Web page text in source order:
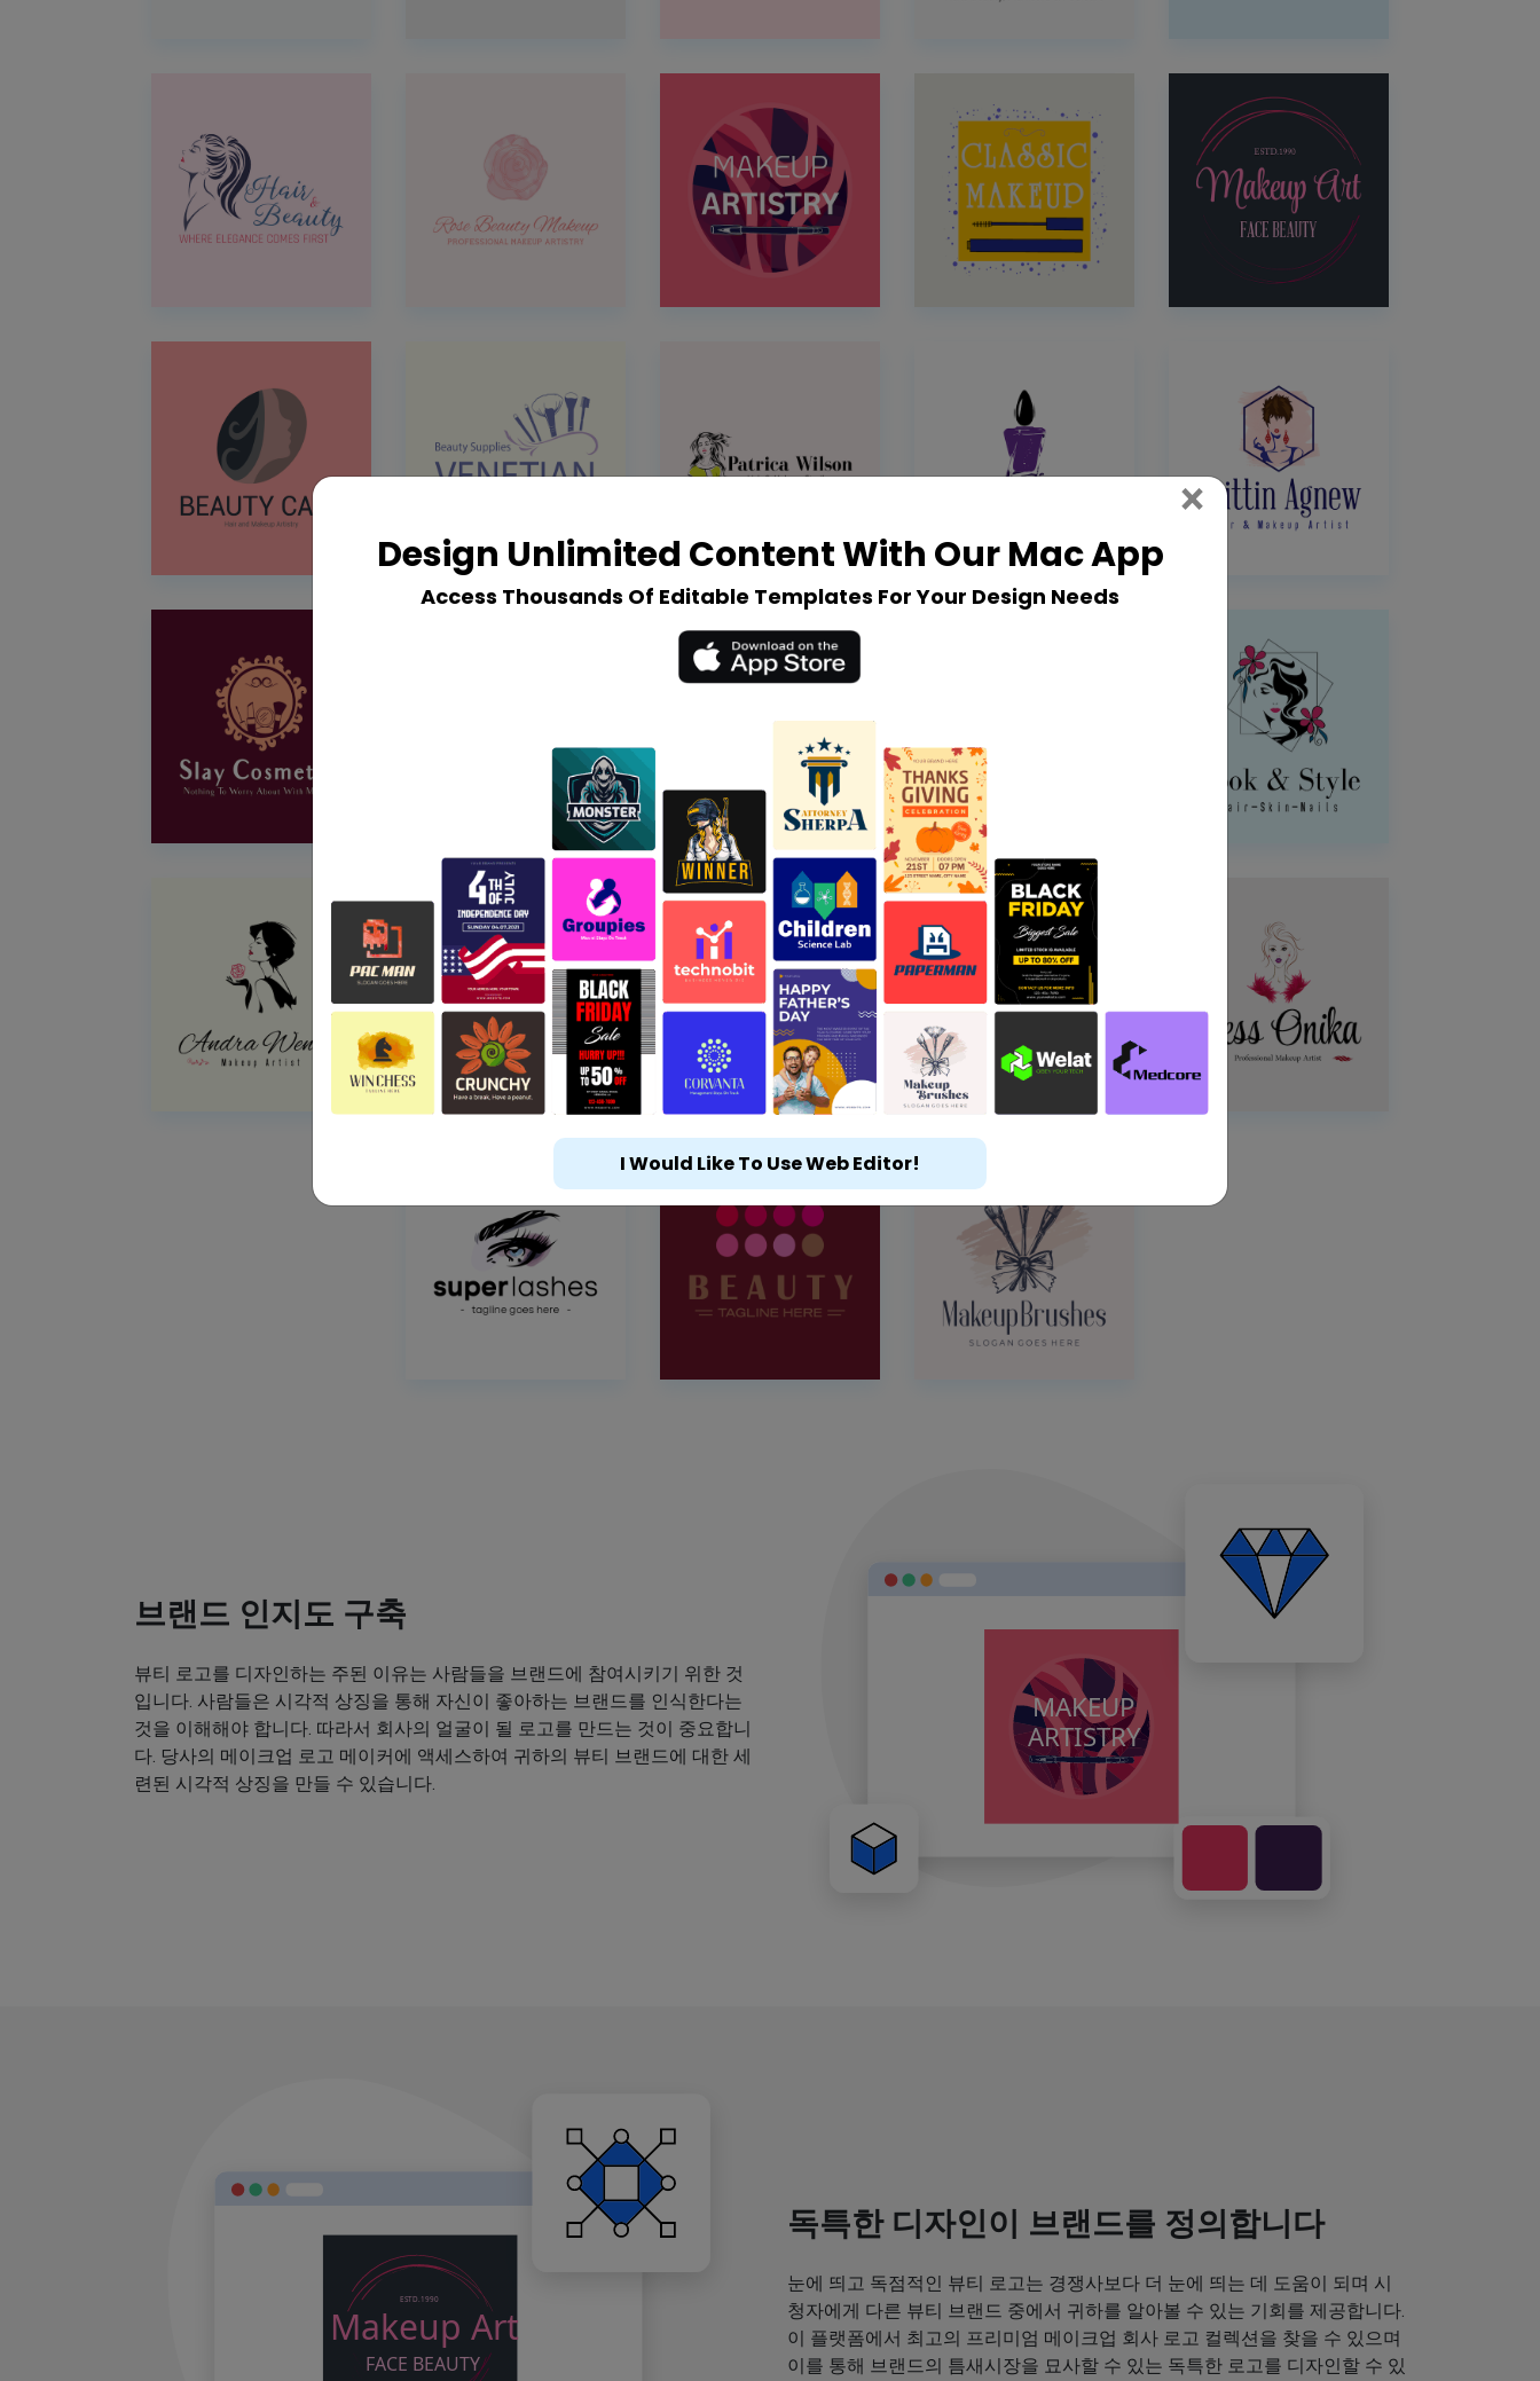
브랜드 인지도 구축
뷰티 로고를 디자인하는 주된 이유는 사람들을 브랜드에 참여시키기 위한 것
입니다. 사람들은 시각적 상징을 통해 자신이 좋아하는 브랜드를 인식한다는
것을 이해해야 합니다. 따라서 회사의 얼굴이 될 로고를 만드는 것이 중요합니
다. 당사의 메이크업 로고 메이커에 액세스하여 귀하의 뷰티 브랜드에 대한 세
련된 시각적 상징을 만들 수 있습니다.
독특한 디자인이 브랜드를 정의합니다
눈에 띄고 독점적인 뷰티 로고는 경쟁사보다 더 눈에 띄는 데 도움이 되며 시
청자에게 다른 뷰티 브랜드 중에서 귀하를 알아볼 수 있는 기회를 제공합니다.
이 플랫폼에서 최고의 프리미엄 메이크업 회사 로고 컬렉션을 찾을 수 있으며
이를 통해 브랜드의 틈새시장을 묘사할 수 있는 독특한 로고를 디자인할 수 있
Design Unlimited Content With Our Mac App
Access Thousands Of Editable Templates For Your Design Needs
× Close
I Would Like To Use Web Editor!